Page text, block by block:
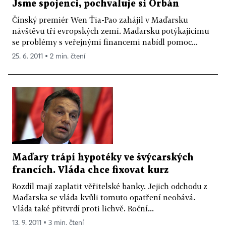
Jsme spojenci, pochvaluje si Orbán
Čínský premiér Wen Ťia-Pao zahájil v Maďarsku
návštěvu tří evropských zemí. Maďarsku potýkajícímu
se problémy s veřejnými financemi nabídl pomoc...
25. 6. 2011 ▪ 2 min. čtení
Maďary trápí hypotéky ve švýcarských
francích. Vláda chce fixovat kurz
Rozdíl mají zaplatit věřitelské banky. Jejich odchodu z
Maďarska se vláda kvůli tomuto opatření neobává.
Vláda také přitvrdí proti lichvě. Roční...
13. 9. 2011 ▪ 3 min. čtení